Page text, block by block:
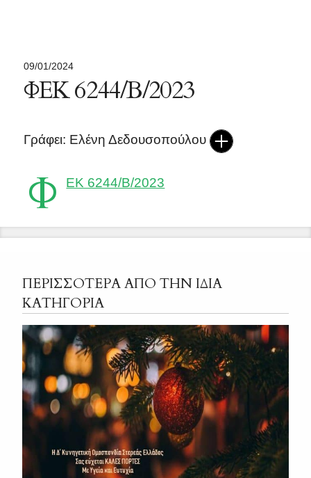
09/01/2024
ΦΕΚ 6244/Β/2023
Γράφει: Ελένη Δεδουσοπούλου
Φ ΕΚ 6244/Β/2023
ΠΕΡΙΣΣΟΤΕΡΑ ΑΠΟ ΤΗΝ ΙΔΙΑ
ΚΑΤΗΓΟΡΙΑ